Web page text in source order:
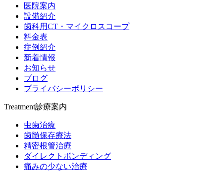
医院案内
設備紹介
歯科用CT・マイクロスコープ
料金表
症例紹介
新着情報
お知らせ
ブログ
プライバシーポリシー
Treatment診療案内
虫歯治療
歯髄保存療法
精密根管治療
ダイレクトボンディング
痛みの少ない治療